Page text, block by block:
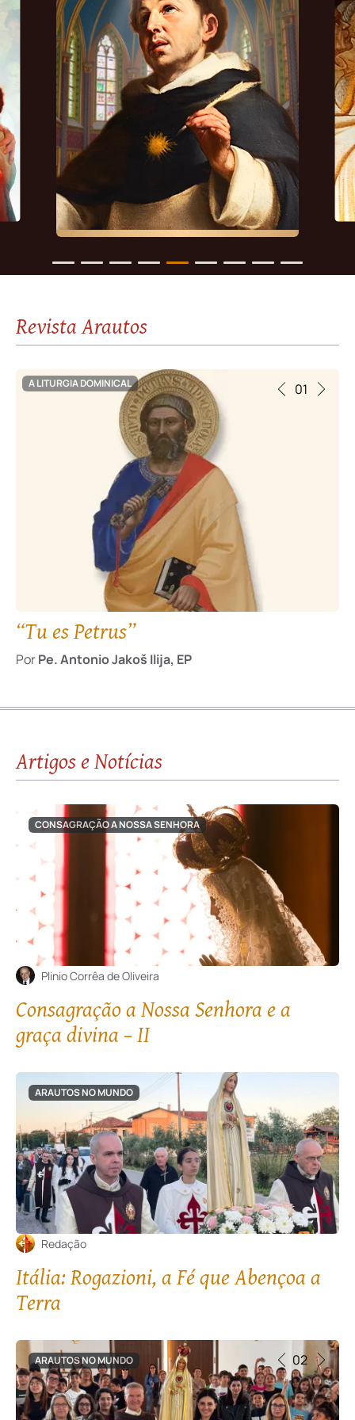
Revista Arautos
A LITURGIA DOMINICAL
“Tu es Petrus”
Artigos e Notícias
CONSAGRAÇÃO A NOSSA SENHORA
Consagração a Nossa Senhora e a
graça divina – II
ARAUTOS NO MUNDO
Itália: Rogazioni, a Fé que Abençoa a
Terra
ARAUTOS NO MUNDO 02